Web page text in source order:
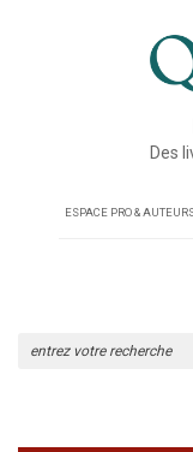
Des
ESPACE PRO &